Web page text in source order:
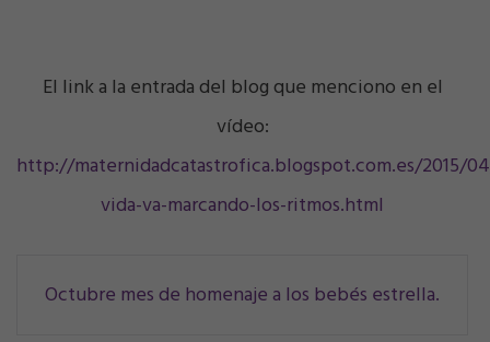
El link a la entrada del blog que menciono en el
vídeo:
http://maternidadcatastrofica.blogspot.com.es/2015/
vida-va-marcando-los-ritmos.html
Navegación
Octubre mes de homenaje a los bebés estrella.